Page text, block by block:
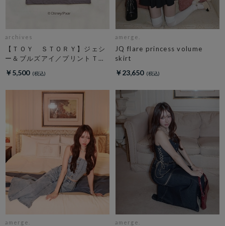
archives
【ＴＯＹ ＳＴＯＲＹ】ジェシ
ー＆ブルズアイ／プリントＴチ
￥5,500
amerge.
JQ flare princess volume
skirt
￥23,650
amerge. amerge.